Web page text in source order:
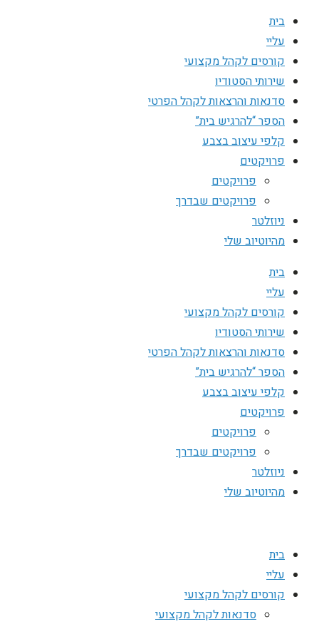
בית
עליי
קורסים לקהל מקצועי
שירותי הסטודיו
סדנאות והרצאות לקהל הפרטי
הספר “להרגיש בית”
קלפי עיצוב בצבע
פרויקטים
פרויקטים
פרויקטים שבדרך
ניוזלטר
מהיוטיוב שלי
בית
עליי
קורסים לקהל מקצועי
שירותי הסטודיו
סדנאות והרצאות לקהל הפרטי
הספר “להרגיש בית”
קלפי עיצוב בצבע
פרויקטים
פרויקטים
פרויקטים שבדרך
ניוזלטר
מהיוטיוב שלי
בית
עליי
קורסים לקהל מקצועי
סדנאות לקהל מקצועי